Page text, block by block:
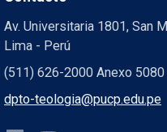
Av. Universitaria 1801, San
Lima - Perú
(511) 626-2000 Anexo 5080
dpto-teologia@pucp.edu.pe